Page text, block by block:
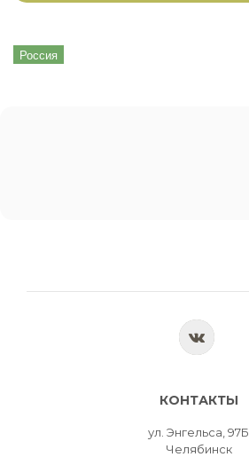
Россия
КОНТАКТЫ
ул. Энгельса, 97Б
Челябинск